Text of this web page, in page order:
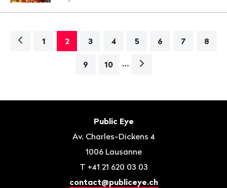
Navigation
1 2 3 4 5 6 7 8
9 10 …
Page
Public Eye
Av. Charles-Dickens 4
1006 Lausanne
T +41 21 620 03 03
contact@publiceye.ch